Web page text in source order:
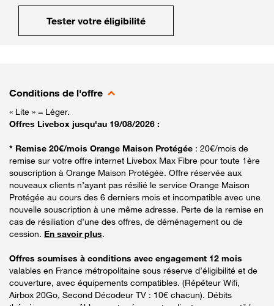
Tester votre éligibilité
Conditions de l'offre
« Lite » = Léger.
Offres Livebox jusqu'au 19/08/2026 :
* Remise 20€/mois Orange Maison Protégée : 20€/mois de
remise sur votre offre internet Livebox Max Fibre pour toute 1ère
souscription à Orange Maison Protégée. Offre réservée aux
nouveaux clients n’ayant pas résilié le service Orange Maison
Protégée au cours des 6 derniers mois et incompatible avec une
nouvelle souscription à une même adresse. Perte de la remise en
cas de résiliation d’une des offres, de déménagement ou de
cession. En savoir plus.
Offres soumises à conditions avec engagement 12 mois
valables en France métropolitaine sous réserve d’éligibilité et de
couverture, avec équipements compatibles. (Répéteur Wifi,
Airbox 20Go, Second Décodeur TV : 10€ chacun). Débits